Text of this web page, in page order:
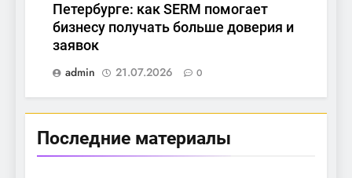
Петербурге: как SERM помогает
бизнесу получать больше доверия и
заявок
admin
21.07.2026 0
Последние материалы